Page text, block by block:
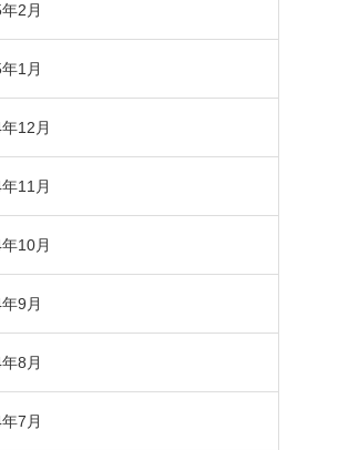
2月
1月
12月
11月
10月
9月
8月
7月